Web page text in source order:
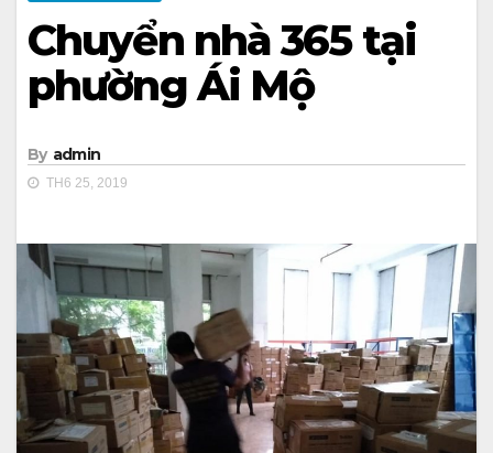
Chuyển nhà 365 tại
phường Ái Mộ
By admin
TH6 25, 2019